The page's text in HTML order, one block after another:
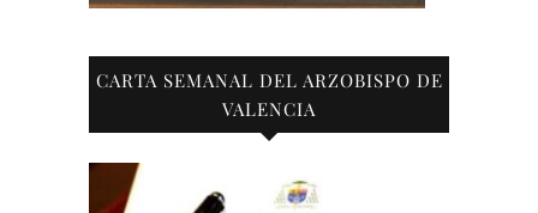
CARTA SEMANAL DEL ARZOBISPO DE
VALENCIA